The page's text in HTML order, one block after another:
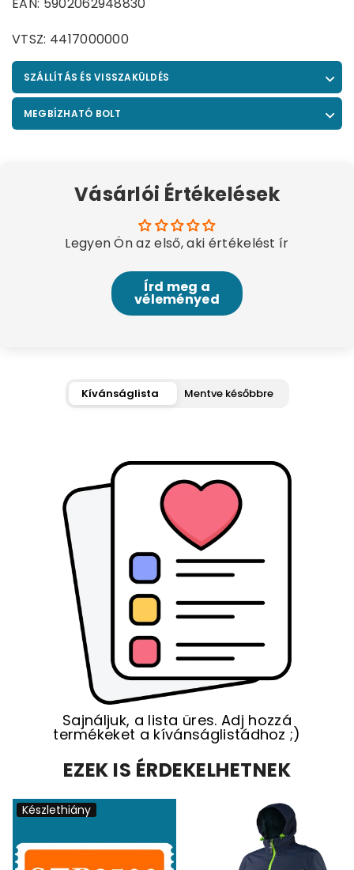
VTSZ: 4417000000
SZÁLLÍTÁS ÉS VISSZAKÜLDÉS
MEGBÍZHATÓ BOLT
Vásárlói Értékelések
Legyen Ön az első, aki értékelést ír
Írd meg a
véleményed
Kívánságlista Mentve későbbre
Sajnáljuk, a lista üres. Adj hozzá
termékeket a kívánságlistádhoz ;)
EZEK IS ÉRDEKELHETNEK
Készlethiány